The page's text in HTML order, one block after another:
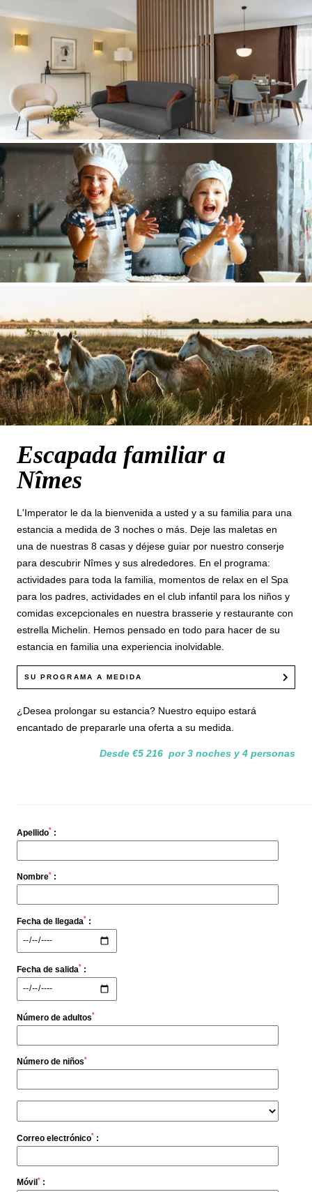
Escapada familiar a
Nîmes
L'Imperator le da la bienvenida a usted y a su familia para una
estancia a medida de 3 noches o más. Deje las maletas en
una de nuestras 8 casas y déjese guiar por nuestro conserje
para descubrir Nîmes y sus alrededores. En el programa:
actividades para toda la familia, momentos de relax en el Spa
para los padres, actividades en el club infantil para los niños y
comidas excepcionales en nuestra brasserie y restaurante con
estrella Michelin. Hemos pensado en todo para hacer de su
estancia en familia una experiencia inolvidable.
SU PROGRAMA A MEDIDA
Traslado al hotel desde su punto de llegada
Cena en la brasserie L'Impé (bebidas no incluidas)
Camarga, visita cultural guiada...
—Masaje dúo de una hora para los padres
—Merienda y actividades en el club infantil para los niños
—Fiesta de pijamas para los niños
DÍA 3
—Desayuno en el restaurante
—Mañana en la Camarga (traslado incluido)
—Masaje dúo de una hora para los padres
—
Cena en la brasserie (bebidas no incluidas)
—Desayuno
¿Desea prolongar su estancia? Nuestro equipo estará
encantado de prepararle una oferta a su medida.
Desde €5 216 por 3 noches y 4 personas
Apellido* :
Nombre* :
Fecha de llegada* :
Fecha de salida* :
Número de adultos*
Número de niños*
Correo electrónico* :
Móvil * :
Français
Español
English
中国
Brasserie de Pierre Gagnaire
Bar Hemingway
Temporada de verano
Ofertas
Familia